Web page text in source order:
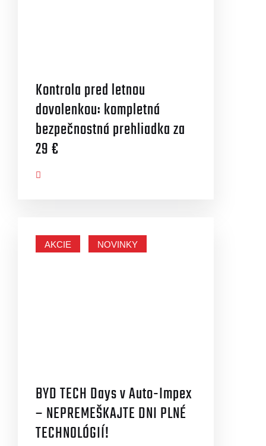
Kontrola pred letnou
dovolenkou: kompletná
bezpečnostná prehliadka za
29 €
AKCIE NOVINKY
BYD TECH Days v Auto-Impex
– NEPREMEŠKAJTE DNI PLNÉ
TECHNOLÓGIÍ!